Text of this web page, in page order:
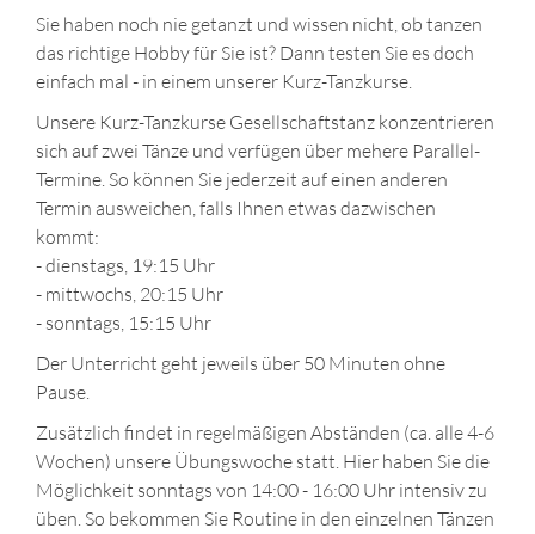
Sie haben noch nie getanzt und wissen nicht, ob tanzen
das richtige Hobby für Sie ist? Dann testen Sie es doch
einfach mal - in einem unserer Kurz-Tanzkurse.
Unsere Kurz-Tanzkurse Gesellschaftstanz konzentrieren
sich auf zwei Tänze und verfügen über mehere Parallel-
Termine. So können Sie jederzeit auf einen anderen
Termin ausweichen, falls Ihnen etwas dazwischen
kommt:
- dienstags, 19:15 Uhr
- mittwochs, 20:15 Uhr
- sonntags, 15:15 Uhr
Der Unterricht geht jeweils über 50 Minuten ohne
Pause.
Zusätzlich findet in regelmäßigen Abständen (ca. alle 4-6
Wochen) unsere Übungswoche statt. Hier haben Sie die
Möglichkeit sonntags von 14:00 - 16:00 Uhr intensiv zu
üben. So bekommen Sie Routine in den einzelnen Tänzen